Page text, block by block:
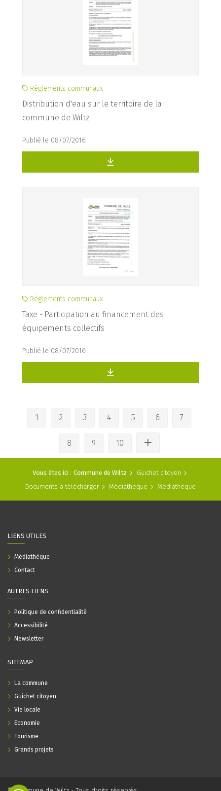
Règlements communaux
Distribution d'eau sur le territoire de la
commune de Wiltz
Publié le 08/07/2016
Règlements communaux
Taxe - Participation au financement des
équipements collectifs
Publié le 08/07/2016
1 2 3 4 5 6 7
8 9 10
Vous êtes ici : Commune de Wiltz
Guichet citoyen
Documents à télécharger
Médiathèque Médiathèque
SITEMAP
La commune
Guichet citoyen
Vie locale
Economie
Tourisme
Grands projets
LIENS UTILES
Médiathèque
Contact
AUTRES LIENS
Politique de confidentialité
Accessibilité
Newsletter